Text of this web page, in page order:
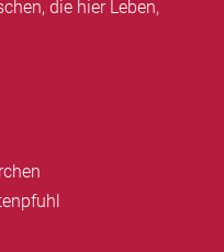
die hier Leben,